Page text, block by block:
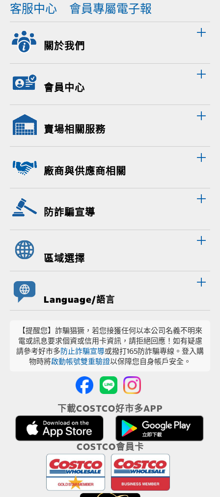
客服中心 會員專屬電子報
關於我們
會員中心
賣場相關服務
廠商與供應商相關
防詐騙宣導
區域選擇
Language/語言
【提醒您】詐騙猖獗，若您接獲任何以本公司名義不明來
電或訊息要求個資或信用卡資訊，請拒絕回應！如有疑慮
請參考好市多防止詐騙宣導或撥打165防詐騙專線。登入購
物時將啟動帳號雙重驗證以保障您自身帳戶安全。
下載COSTCO好市多APP
COSTCO會員卡